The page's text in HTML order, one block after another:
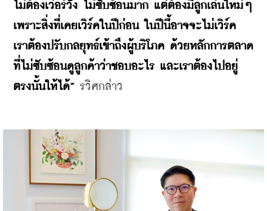
ไม่ต้องเว่อร์วัง ไม่ซับซ้อนมาก แต่ต้องมีลูกเล่นใหม่ๆ
เพราะสิ่งที่เคยเวิร์คในปีก่อน ในปีนี้อาจจะไม่เวิร์ค
เราต้องปรับกลยุทธ์เข้าถึงผู้บริโภค ด้วยหลักการตลาด
ที่ไม่ซับซ้อนดูลูกค้าว่าชอบอะไร และเราต้องไปอยู่
ตรงนั้นให้ได้” รวิศกล่าว